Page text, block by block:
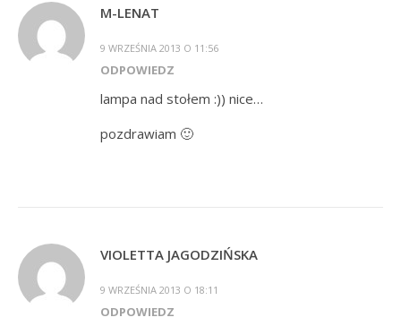
M-LENAT
9 WRZEŚNIA 2013 O 11:56
ODPOWIEDZ
lampa nad stołem :)) nice…
pozdrawiam 🙂
VIOLETTA JAGODZIŃSKA
9 WRZEŚNIA 2013 O 18:11
ODPOWIEDZ